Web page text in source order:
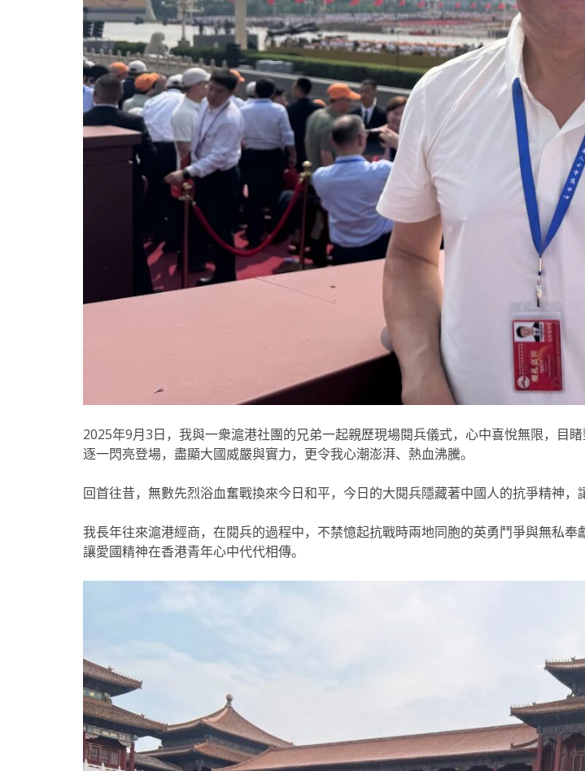
2025年9月3日，我與一衆滬港社團的兄弟一起親歷現場閱兵儀式，心中喜悅無限，目
逐一閃亮登場，盡顯大國威嚴與實力，更令我心潮澎湃、熱血沸騰。
回首往昔，無數先烈浴血奮戰換來今日和平，今日的大閱兵隱藏著中國人的抗爭精神，
我長年往來滬港經商，在閱兵的過程中，不禁憶起抗戰時兩地同胞的英勇鬥爭與無私
讓愛國精神在香港青年心中代代相傳。